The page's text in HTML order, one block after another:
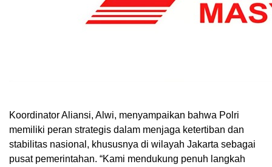
Koordinator Aliansi, Alwi, menyampaikan bahwa Polri
memiliki peran strategis dalam menjaga ketertiban dan
stabilitas nasional, khususnya di wilayah Jakarta sebagai
pusat pemerintahan. “Kami mendukung penuh langkah